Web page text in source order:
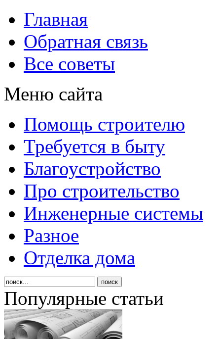
Главная
Обратная связь
Все советы
Меню сайта
Помощь строителю
Требуется в быту
Благоустройство
Про строительство
Инженерные системы
Разное
Отделка дома
Популярные статьи